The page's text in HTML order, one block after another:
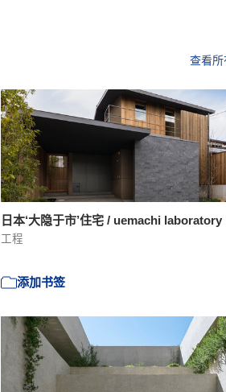
查看
日本‘大隐于市’住宅 / uemachi laboratory
工程
添加书签